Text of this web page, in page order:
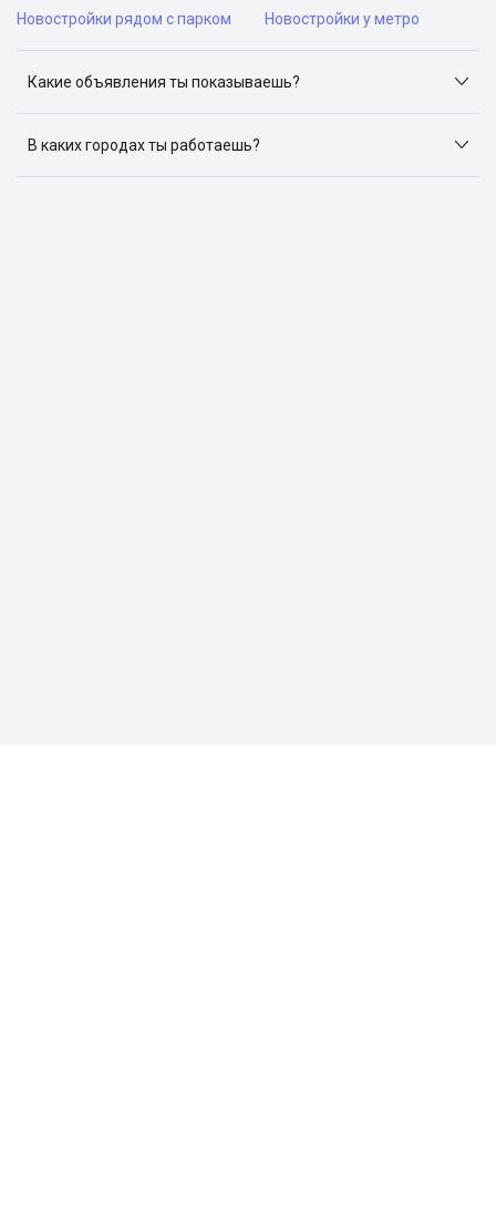
Новостройки рядом с парком
Новостройки у метро
Какие объявления ты показываешь?
объявлений: ЦИАН, Домклик, Яндекс.Недвижимость,
Авито, Самолет.Плюс.
В каких городах ты работаешь?